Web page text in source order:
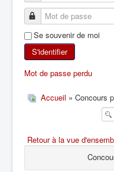
ALPINISME
SKI DE
RANDONNÉE
Se souvenir de moi
S'identifier
Mot de passe perdu
Accueil » Concours
Retour à la vue